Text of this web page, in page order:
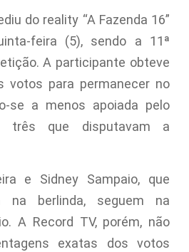
do reality “A Fazenda 16”
feira (5), sendo a 11ª
A participante obteve
votos para permanecer no
se a menos apoiada pelo
três que disputavam a
e Sidney Sampaio, que
na berlinda, seguem na
A Record TV, porém, não
exatas dos votos